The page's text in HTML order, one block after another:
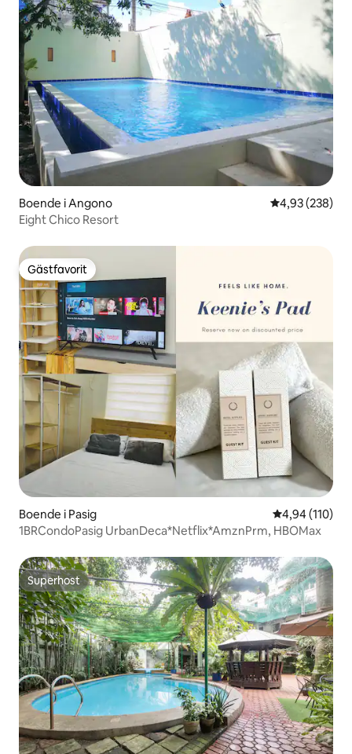
Boende i Angono 4,93 av 5 i
4,93 (238)
Eight Chico Resort
Gästfavorit
Gästfavorit
Boende i Pasig 4,94 av 5 i
4,94 (110)
1BRCondoPasig UrbanDeca*Netflix*AmznPrm, HBOMax
Superhost
Superhost